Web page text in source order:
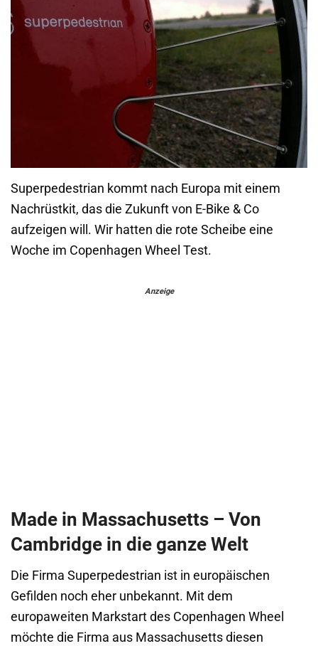
Superpedestrian kommt nach Europa mit einem
Nachrüstkit, das die Zukunft von E-Bike & Co
aufzeigen will. Wir hatten die rote Scheibe eine
Woche im Copenhagen Wheel Test.
Anzeige
Made in Massachusetts – Von
Cambridge in die ganze Welt
Die Firma Superpedestrian ist in europäischen
Gefilden noch eher unbekannt. Mit dem
europaweiten Markstart des Copenhagen Wheel
möchte die Firma aus Massachusetts diesen